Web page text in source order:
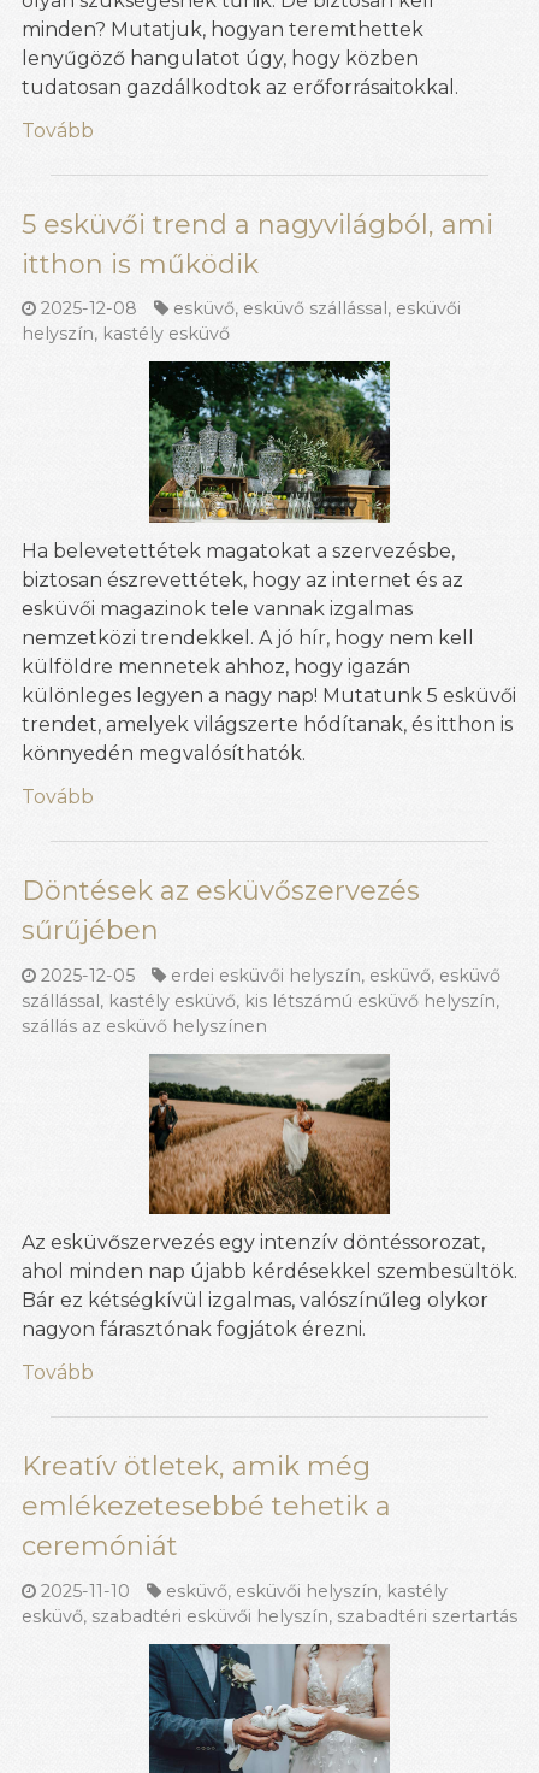
minden? Mutatjuk, hogyan teremthettek
lenyűgöző hangulatot úgy, hogy közben
tudatosan gazdálkodtok az erőforrásaitokkal.
Tovább
5 esküvői trend a nagyvilágból, ami
itthon is működik
2025-12-08 esküvő, esküvő szállással , esküvői
helyszín, kastély esküvő
Ha belevetettétek magatokat a szervezésbe,
biztosan észrevettétek, hogy az internet és az
esküvői magazinok tele vannak izgalmas
nemzetközi trendekkel. A jó hír, hogy nem kell
külföldre mennetek ahhoz, hogy igazán
különleges legyen a nagy nap! Mutatunk 5 esküvői
trendet, amelyek világszerte hódítanak, és itthon is
könnyedén megvalósíthatók.
Tovább
Döntések az esküvőszervezés
sűrűjében
2025-12-05 erdei esküvői helyszín, esküvő, esküvő
szállással, kastély esküvő, kis létszámú esküvő helyszín,
szállás az esküvő helyszínen
Az esküvőszervezés egy intenzív döntéssorozat,
ahol minden nap újabb kérdésekkel szembesültök.
Bár ez kétségkívül izgalmas, valószínűleg olykor
nagyon fárasztónak fogjátok érezni.
Tovább
Kreatív ötletek, amik még
emlékezetesebbé tehetik a
ceremóniát
2025-11-10 esküvő, esküvői helyszín, kastély
esküvő, szabadtéri esküvői helyszín, szabadtéri szertartás